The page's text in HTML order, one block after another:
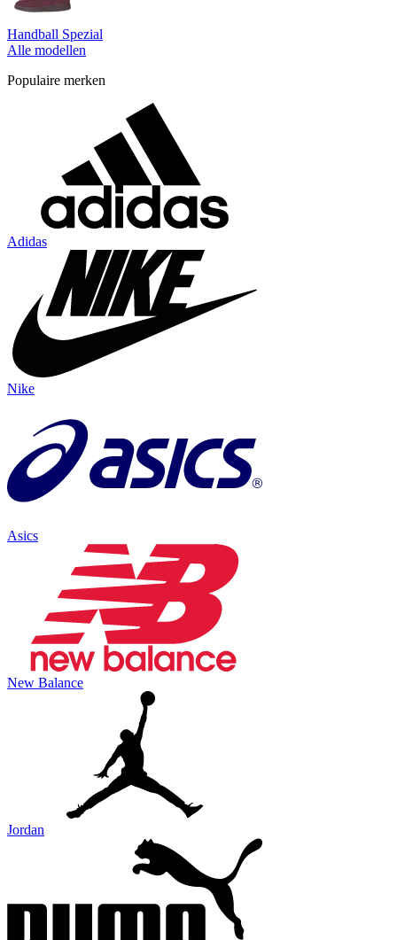
Handball Spezial
Alle modellen
Populaire merken
Adidas
Nike
Asics
New Balance
Jordan